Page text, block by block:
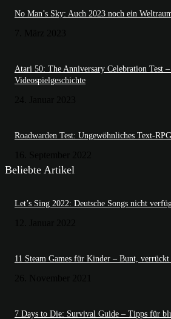
No Man’s Sky: Auch 2023 noch ein
Atari 50: The Anniversary Celebration Test
Videospielgeschichte
Roadwarden Test: Ungewöhnliches Text-
Beliebte Artikel
Let’s Sing 2022: Deutsche Songs nicht
11 Steam Games für Kinder – Bunt,
7 Days to Die: Survival Guide – Tipps für